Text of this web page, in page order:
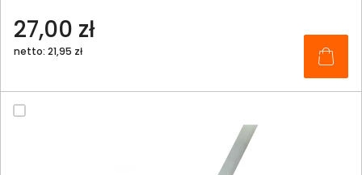
27,00 zł
netto: 21,95 zł